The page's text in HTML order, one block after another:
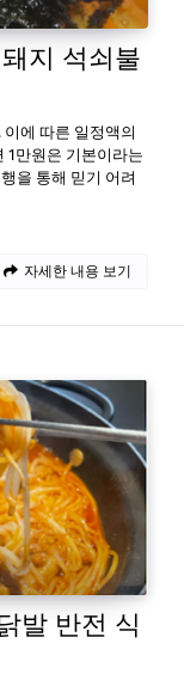
지 석쇠불
에 따른 일정액의
1만원은 기본이라는
을 통해 믿기 어려
자세한 내용 보기
발 반전 식